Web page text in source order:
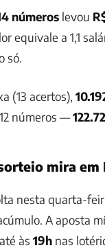
números levou
equivale a 1,1
só.
(13 acertos),
números —
mira em
nesta quarta-
A aposta
às 19h nas